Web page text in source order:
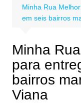
Minha Rua
em seis bairros
Minha
para
bairros
Viana